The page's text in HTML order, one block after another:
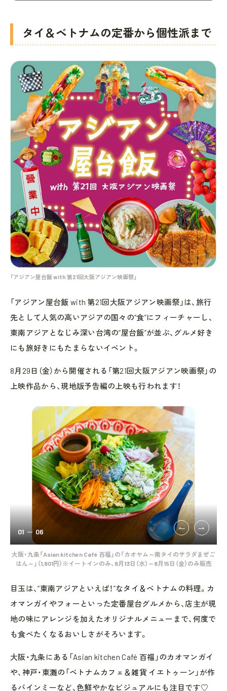
タイ＆ベトナムの定番から個性派まで
「アジアン屋台飯 with 第21回大阪アジアン映画祭」
「アジアン屋台飯 with 第21回大阪アジアン映画祭」は、旅行
先として人気の高いアジアの国々の“食”にフィーチャーし、
東南アジアとなじみ深い台湾の“屋台飯”が並ぶ、グルメ好き
にも旅好きにもたまらないイベント。
8月29日（金）から開催される「第21回大阪アジアン映画祭」の
上映作品から、現地版予告編の上映も行われます！
大阪・九条「Asian kitchen Café 百福」の「カオヤム～南タイのサラダまぜご
はん～」（1,801円）※イートインのみ、8月13日（水）～8月15日（金）のみ販売
01 06
目玉は、“東南アジアといえば！”なタイ＆ベトナムの料理。カ
オマンガイやフォーといった定番屋台グルメから、店主が現
地の味にアレンジを加えたオリジナルメニューまで、何度で
も食べたくなるおいしさがそろいます。
大阪・九条にある「Asian kitchen Café 百福」のカオマンガイ
や、神戸・東灘の「ベトナムカフェ＆雑貨 イエトゥーン」が作
るバインミーなど、色鮮やかなビジュアルにも注目です♡